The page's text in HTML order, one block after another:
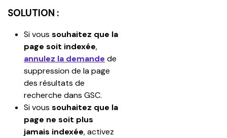
SOLUTION :
Si vous souhaitez que la
page soit indexée,
annulez la demande de
suppression de la page
des résultats de
recherche dans GSC.
Si vous souhaitez que la
page ne soit plus
jamais indexée, activez